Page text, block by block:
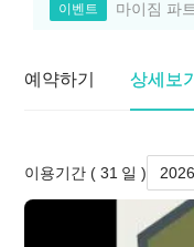
이벤트
예약하기 상세보기
이용기간 ( 31 일 )